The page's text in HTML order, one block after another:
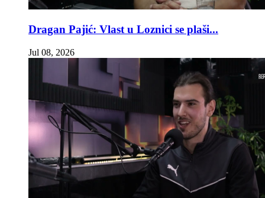
Dragan Pajić: Vlast u Loznici se plaši...
Jul 08, 2026